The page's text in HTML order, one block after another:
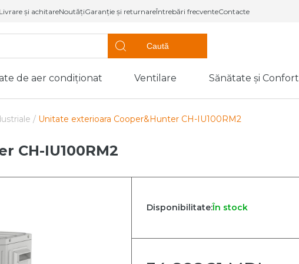
Livrare și achitareNoutățiGaranție și returnareÎntrebări frecventeContacte
Caută
de căldură,
Utilaj frigorific
Unități de
Uși frigorifice
Sănătate și
Dozatoare de apă
de aer condiționat Ventilare Sănătate și Confort
/ Unitate exterioara Cooper&Hunter CH-IU100RM2
CH-IU100RM2
Disponibilitate:În stock